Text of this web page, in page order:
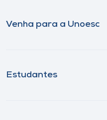
Venha para a Unoesc
Estudantes